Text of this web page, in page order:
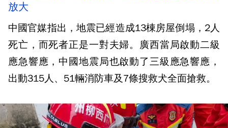
放大
中國官媒指出，地震已經造成13棟房屋倒塌，2人
死亡，而死者正是一對夫婦。廣西當局啟動二級
應急響應，中國地震局也啟動了三級應急響應，
出動315人、51輛消防車及7條搜救犬全面搶救。